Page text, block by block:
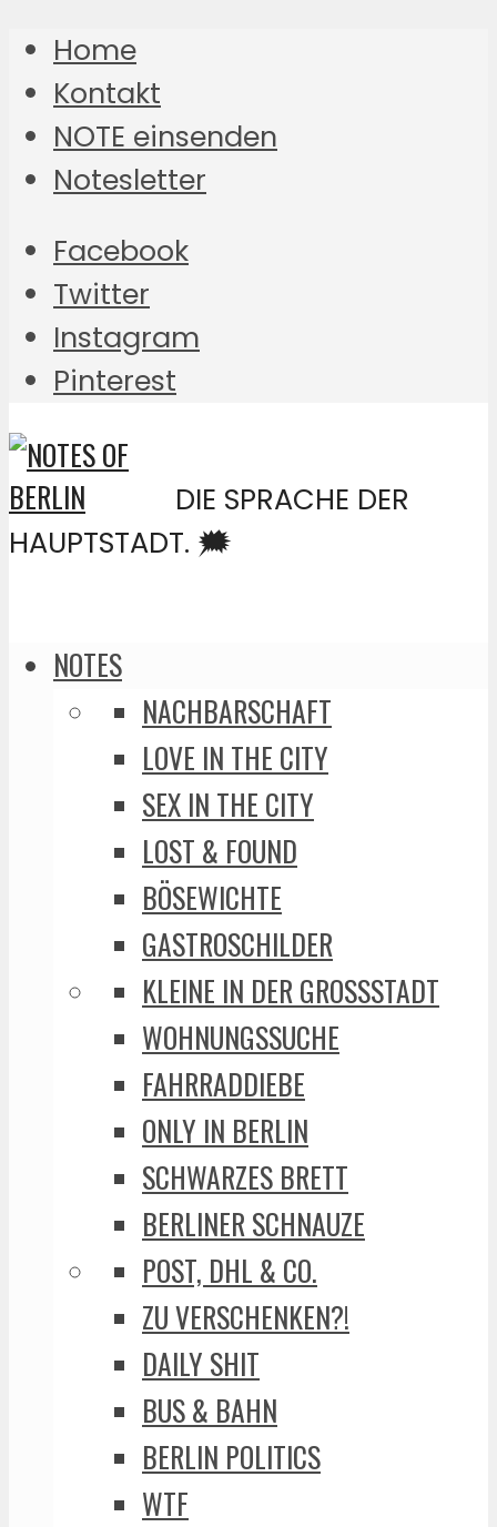
Home
Kontakt
NOTE einsenden
Notesletter
Facebook
Twitter
Instagram
Pinterest
DIE SPRACHE DER
HAUPTSTADT. 🗯️
NOTES
NACHBARSCHAFT
LOVE IN THE CITY
SEX IN THE CITY
LOST & FOUND
BÖSEWICHTE
GASTROSCHILDER
KLEINE IN DER GROSSSTADT
WOHNUNGSSUCHE
FAHRRADDIEBE
ONLY IN BERLIN
SCHWARZES BRETT
BERLINER SCHNAUZE
POST, DHL & CO.
ZU VERSCHENKEN?!
DAILY SHIT
BUS & BAHN
BERLIN POLITICS
WTF